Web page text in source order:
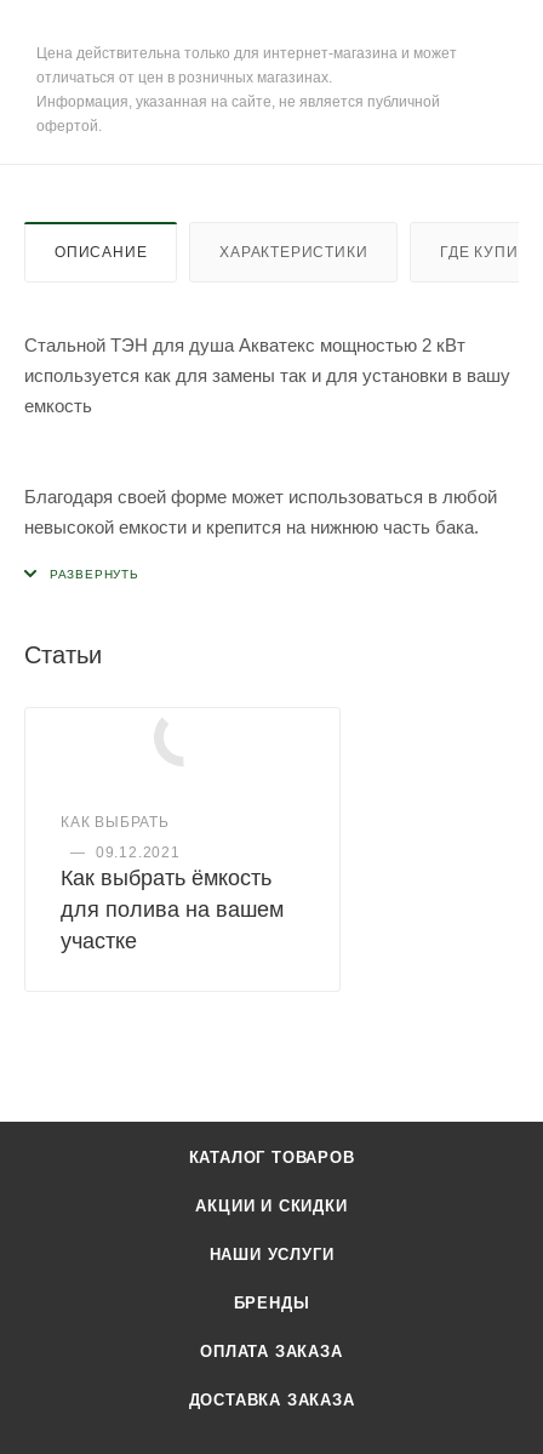
Цена действительна только для интернет-магазина и может
отличаться от цен в розничных магазинах.
Информация, указанная на сайте, не является публичной
офертой.
ОПИСАНИЕ ХАРАКТЕРИСТИКИ ГДЕ КУПИТЬ
Стальной ТЭН для душа Акватекс мощностью 2 кВт
используется как для замены так и для установки в вашу
емкость
Благодаря своей форме может использоваться в любой
невысокой емкости и крепится на нижнюю часть бака.
Статьи
КАК ВЫБРАТЬ
—
09.12.2021
Как выбрать ёмкость
для полива на вашем
участке
КАТАЛОГ ТОВАРОВ
АКЦИИ И СКИДКИ
НАШИ УСЛУГИ
БРЕНДЫ
ОПЛАТА ЗАКАЗА
ДОСТАВКА ЗАКАЗА